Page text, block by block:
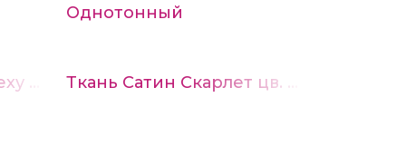
Ткань Трикотаж на меху № 5 изумруд
Однотонный
Ткань Сатин Скарлет цв. № 8 изумруд